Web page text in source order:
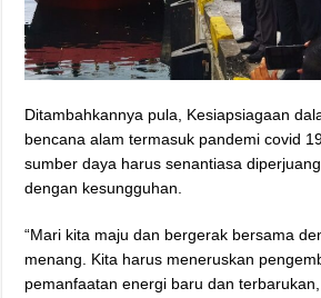
Ditambahkannya pula, Kesiapsiagaan
bencana alam termasuk pandemi covid
sumber daya harus senantiasa
dengan kesungguhan.
“Mari kita maju dan bergerak bersama
menang. Kita harus meneruskan
pemanfaatan energi baru dan